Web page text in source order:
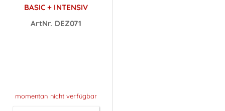
BASIC + INTENSIV
ArtNr. DEZ071
momentan nicht verfügbar